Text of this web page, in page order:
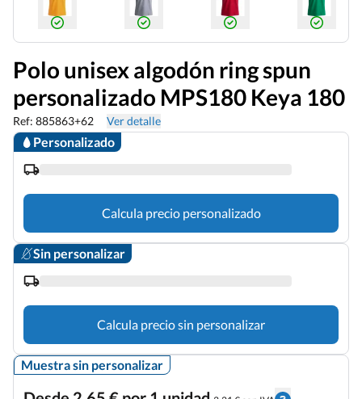
Polo unisex algodón ring spun
personalizado MPS180 Keya 180
Ref: 885863+62 Ver detalle
Personalizado
Calcula precio personalizado
Sin personalizar
Calcula precio sin personalizar
Muestra sin personalizar